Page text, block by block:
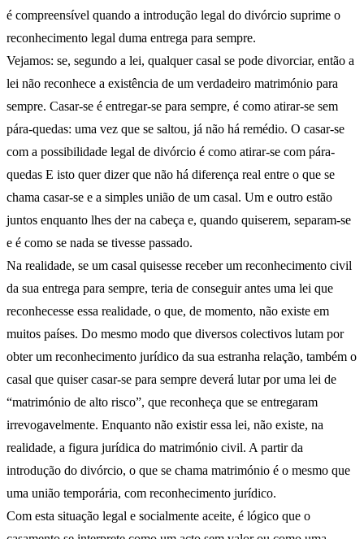
é compreensível quando a introdução legal do divórcio suprime o
reconhecimento legal duma entrega para sempre.
Vejamos: se, segundo a lei, qualquer casal se pode divorciar, então a
lei não reconhece a existência de um verdadeiro matrimónio para
sempre. Casar-se é entregar-se para sempre, é como atirar-se sem
pára-quedas: uma vez que se saltou, já não há remédio. O casar-se
com a possibilidade legal de divórcio é como atirar-se com pára-
quedas E isto quer dizer que não há diferença real entre o que se
chama casar-se e a simples união de um casal. Um e outro estão
juntos enquanto lhes der na cabeça e, quando quiserem, separam-se
e é como se nada se tivesse passado.
Na realidade, se um casal quisesse receber um reconhecimento civil
da sua entrega para sempre, teria de conseguir antes uma lei que
reconhecesse essa realidade, o que, de momento, não existe em
muitos países. Do mesmo modo que diversos colectivos lutam por
obter um reconhecimento jurídico da sua estranha relação, também o
casal que quiser casar-se para sempre deverá lutar por uma lei de
“matrimónio de alto risco”, que reconheça que se entregaram
irrevogavelmente. Enquanto não existir essa lei, não existe, na
realidade, a figura jurídica do matrimónio civil. A partir da
introdução do divórcio, o que se chama matrimónio é o mesmo que
uma união temporária, com reconhecimento jurídico.
Com esta situação legal e socialmente aceite, é lógico que o